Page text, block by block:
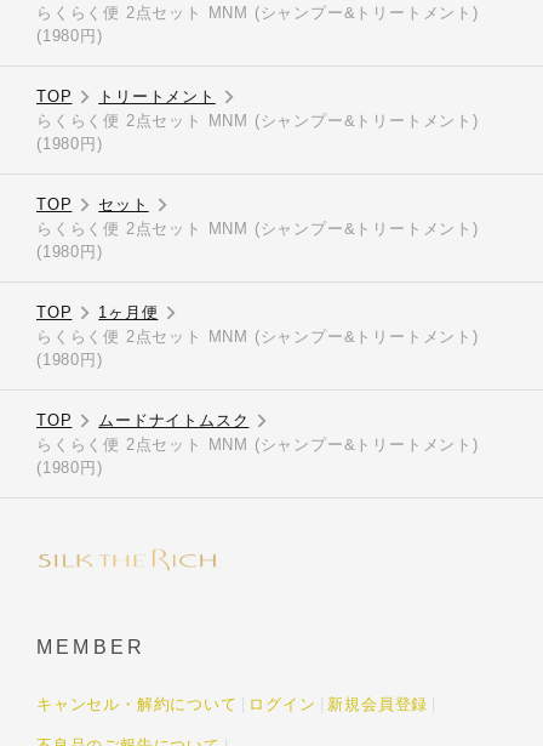
らくらく便 2点セット MNM (シャンプー&トリートメント)
(1980円)
TOP
トリートメント
らくらく便 2点セット MNM (シャンプー&トリートメント)
(1980円)
TOP
セット
らくらく便 2点セット MNM (シャンプー&トリートメント)
(1980円)
TOP
1ヶ月便
らくらく便 2点セット MNM (シャンプー&トリートメント)
(1980円)
TOP
ムードナイトムスク
らくらく便 2点セット MNM (シャンプー&トリートメント)
(1980円)
MEMBER
キャンセル・解約について ログイン 新規会員登録